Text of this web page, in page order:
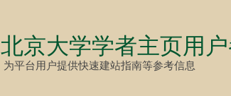
北京大学学者主页用
为平台用户提供快速建站指南等参考信息